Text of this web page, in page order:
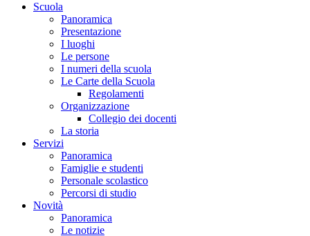
Scuola
Panoramica
Presentazione
I luoghi
Le persone
I numeri della scuola
Le Carte della Scuola
Regolamenti
Organizzazione
Collegio dei docenti
La storia
Servizi
Panoramica
Famiglie e studenti
Personale scolastico
Percorsi di studio
Novità
Panoramica
Le notizie